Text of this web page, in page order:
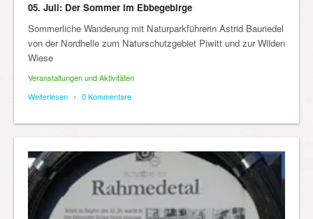
05. Juli: Der Sommer im Ebbegebirge
Sommerliche Wanderung mit Naturparkführerin Astrid Bauriedel
von der Nordhelle zum Naturschutzgebiet Piwitt und zur Wilden
Wiese
Veranstaltungen und Aktivitäten
Weiterlesen • 0 Kommentare